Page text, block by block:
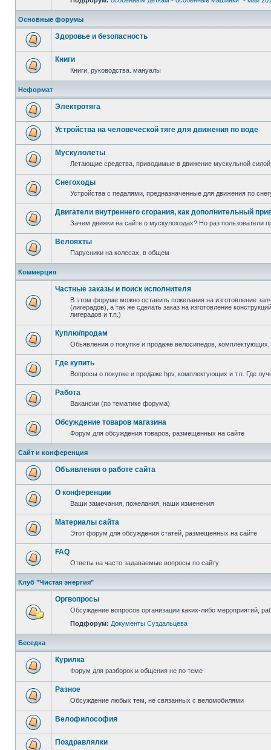
Основные форумы
Здоровье и безопасность
Книги
Книги, руководства. мануалы
Неформат
Электротяга
Устройства на человеческой тяге для движения по воде
Мускулолеты
Летающие средства, приводимые в движение мускульной силой
Снегоходы
Устройства с педалями, предназначенные для движения по
Двигатели внутреннего сгорания, как дополнительный
Зачем движки на сайте о мускулоходах? Но раз пользователи
Велояхты
Парусники на колесах, в общем
Коммерция
Частные заказы и поиск исполнителя
В этом форуме можно оставить пожелания на изготовление
(лигерадов), а так же сделать заказ на изготовление
лигерадов и т.п.)
Куплю/продам
Обьявления о покупке и продаже велосипедов,
Где купить
Вопросы о покупке и продаже hpv, комплектующих и т.п. Где
Работа
Вакансии (по тематике форума)
Обсуждение товаров магазина
Форум для обсуждения товаров, размещенных на сайте
Сайт и конференция
Объявления о работе сайта
О конференции
Ваши замечания, пожелания, наши изменения
Материалы сайта
Этот форум для обсуждения статей, размещенных на сайте
FAQ
Ответы на часто задаваемые вопросы по сайту
Клуб "Чистая энергия"
Оргвопросы
Обсуждение вопросов организации каких-либо мероприятий,
Подфорум: Документы Суздальцева
Беседка
Курилка
Форум для разборок и общения не по теме
Разное
Обсуждение любых тем, не связанных с веломобилями
Велофилософия
Поздравлялки